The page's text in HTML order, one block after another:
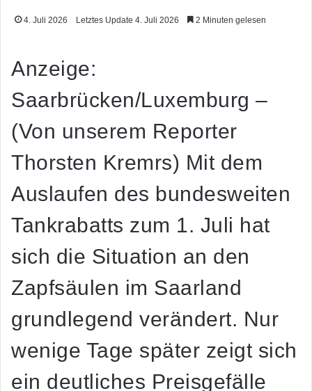
4. Juli 2026 Letztes Update 4. Juli 2026 2 Minuten gelesen
Anzeige:
Saarbrücken/Luxemburg –
(Von unserem Reporter
Thorsten Kremrs) Mit dem
Auslaufen des bundesweiten
Tankrabatts zum 1. Juli hat
sich die Situation an den
Zapfsäulen im Saarland
grundlegend verändert. Nur
wenige Tage später zeigt sich
ein deutliches Preisgefälle